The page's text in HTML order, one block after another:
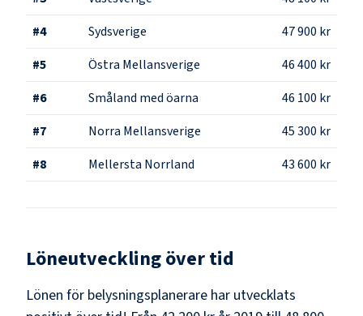
#4 Sydsverige
47 900 kr
#5 Östra Mellansverige
46 400 kr
#6 Småland med öarna
46 100 kr
#7 Norra Mellansverige
45 300 kr
#8 Mellersta Norrland 43 600 kr
Löneutveckling över tid
Lönen för belysningsplanerare har utvecklats